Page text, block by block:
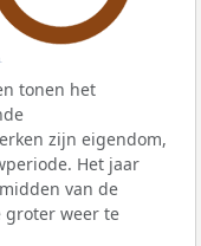
tonen het
zijn eigendom,
Het jaar
van de
groter weer te